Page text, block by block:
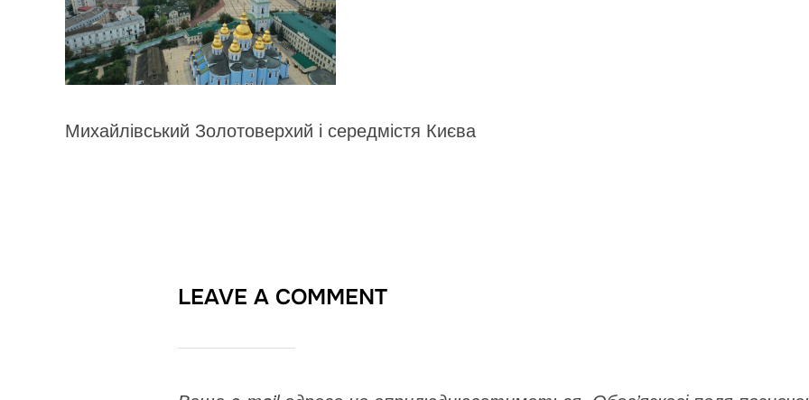
Михайлівський Золотоверхий і середмістя Києва
LEAVE A COMMENT